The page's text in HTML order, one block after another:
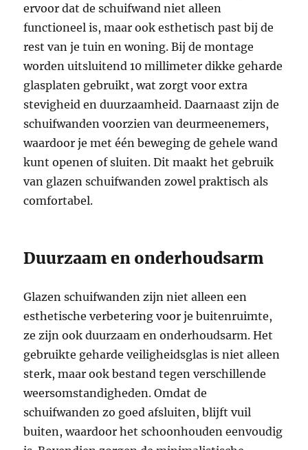
ervoor dat de schuifwand niet alleen
functioneel is, maar ook esthetisch past bij de
rest van je tuin en woning. Bij de montage
worden uitsluitend 10 millimeter dikke geharde
glasplaten gebruikt, wat zorgt voor extra
stevigheid en duurzaamheid. Daarnaast zijn de
schuifwanden voorzien van deurmeenemers,
waardoor je met één beweging de gehele wand
kunt openen of sluiten. Dit maakt het gebruik
van glazen schuifwanden zowel praktisch als
comfortabel.
Duurzaam en onderhoudsarm
Glazen schuifwanden zijn niet alleen een
esthetische verbetering voor je buitenruimte,
ze zijn ook duurzaam en onderhoudsarm. Het
gebruikte geharde veiligheidsglas is niet alleen
sterk, maar ook bestand tegen verschillende
weersomstandigheden. Omdat de
schuifwanden zo goed afsluiten, blijft vuil
buiten, waardoor het schoonhouden eenvoudig